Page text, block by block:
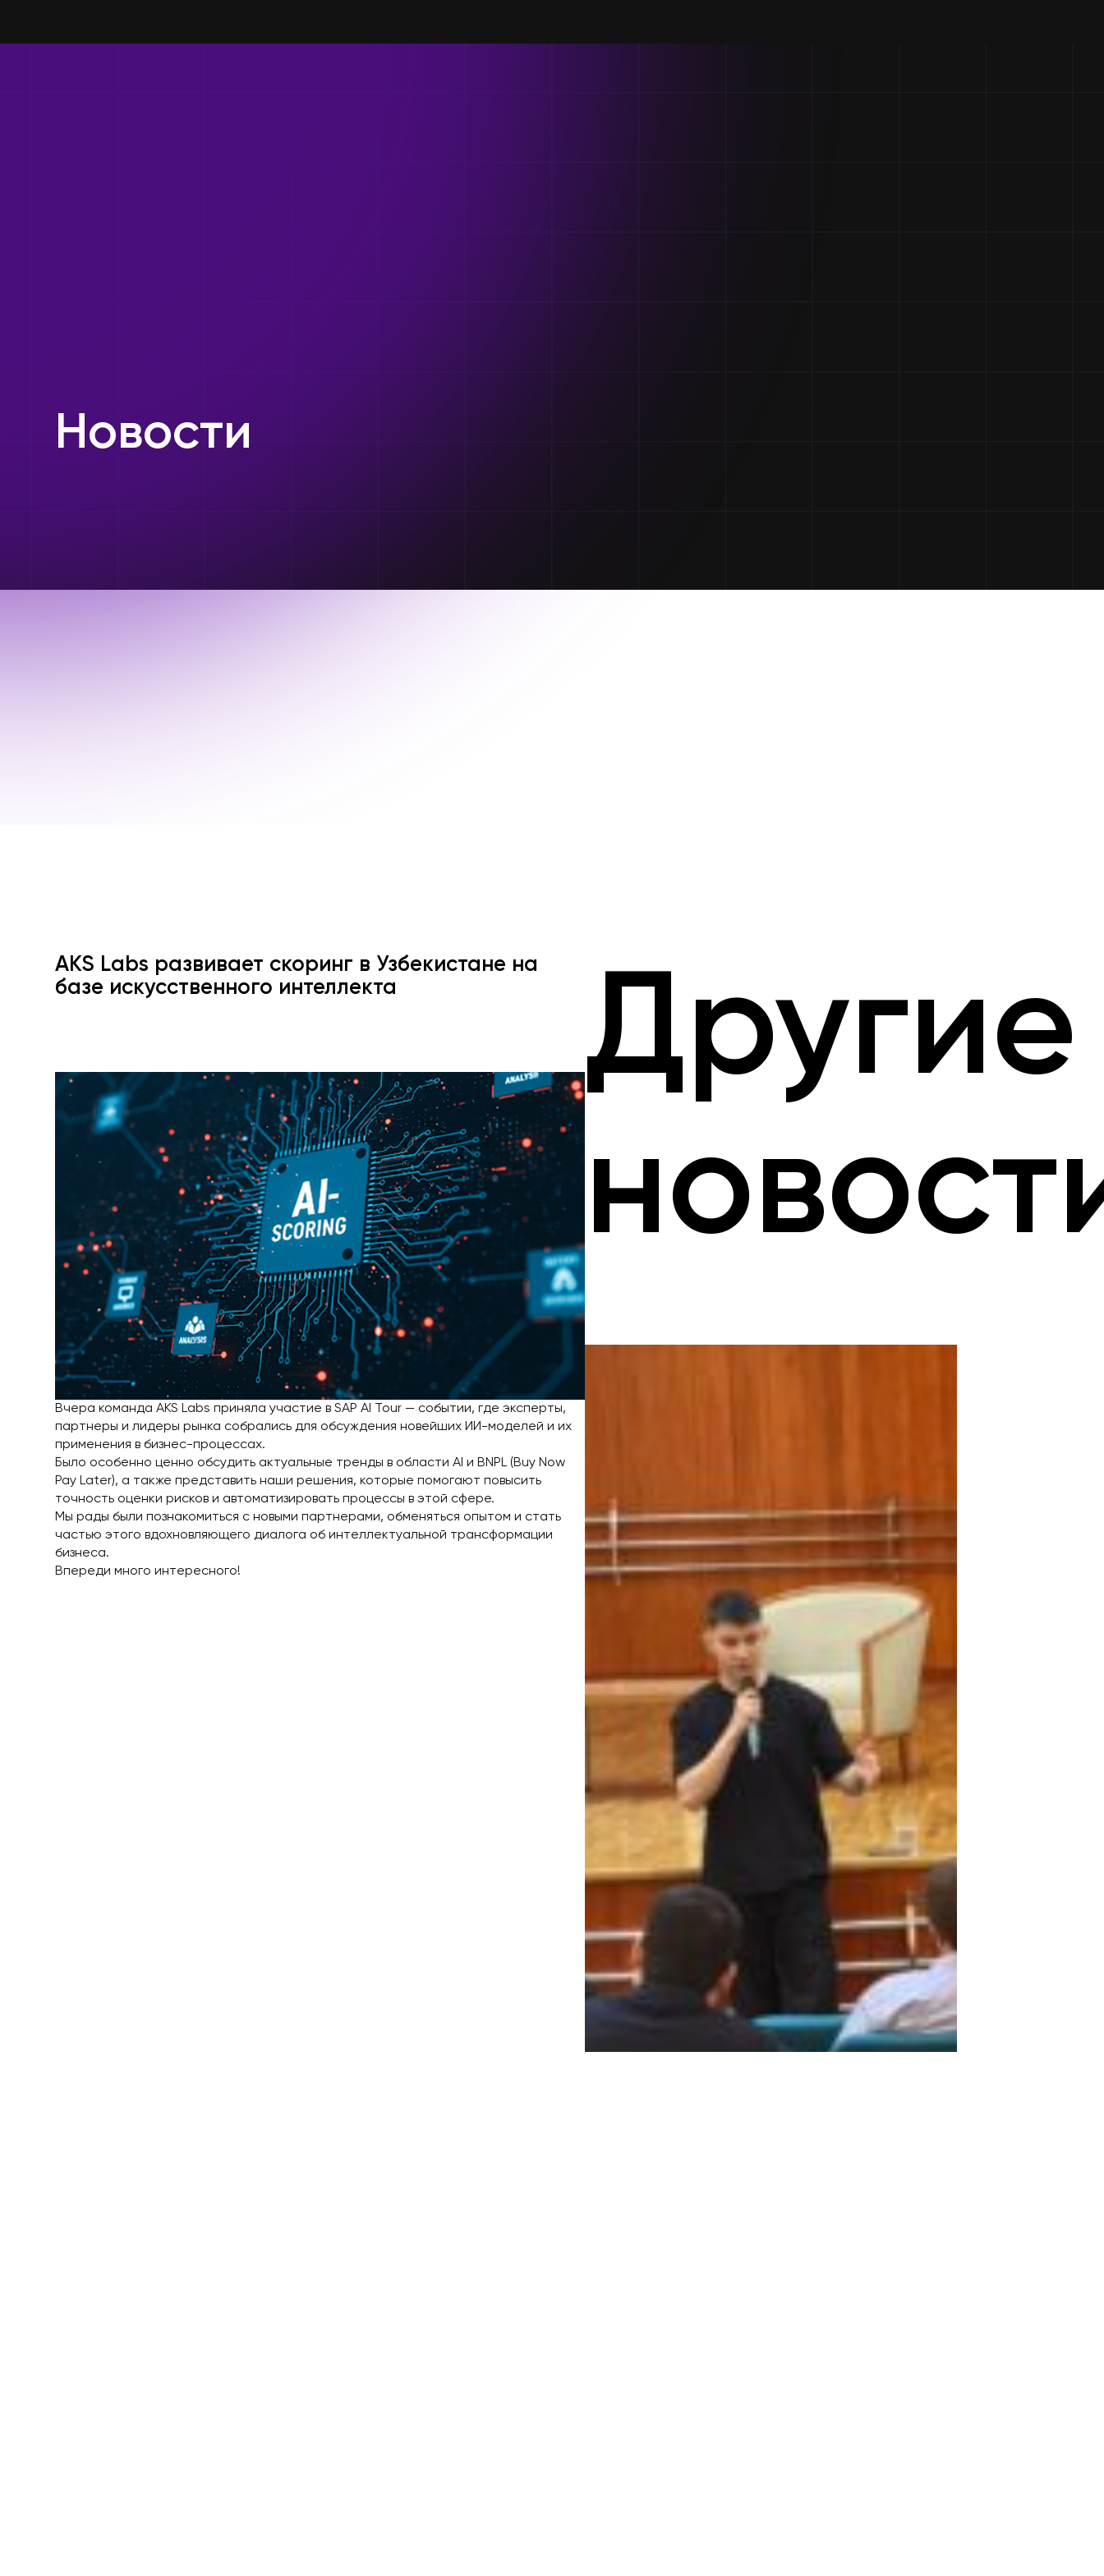
Новости
AKS Labs развивает скоринг в Узбекистане на
базе искусственного интеллекта
Вчера команда AKS Labs приняла участие в SAP AI Tour — событии, где эксперты,
партнеры и лидеры рынка собрались для обсуждения новейших ИИ-моделей и их
применения в бизнес-процессах.
Было особенно ценно обсудить актуальные тренды в области AI и BNPL (Buy Now
Pay Later), а также представить наши решения, которые помогают повысить
точность оценки рисков и автоматизировать процессы в этой сфере.
Мы рады были познакомиться с новыми партнерами, обменяться опытом и стать
частью этого вдохновляющего диалога об интеллектуальной трансформации
бизнеса.
Впереди много интересного!
Другие